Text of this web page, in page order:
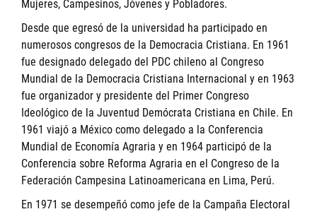
Mujeres, Campesinos, Jóvenes y Pobladores.
Desde que egresó de la universidad ha participado en
numerosos congresos de la Democracia Cristiana. En 1961
fue designado delegado del PDC chileno al Congreso
Mundial de la Democracia Cristiana Internacional y en 1963
fue organizador y presidente del Primer Congreso
Ideológico de la Juventud Demócrata Cristiana en Chile. En
1961 viajó a México como delegado a la Conferencia
Mundial de Economía Agraria y en 1964 participó de la
Conferencia sobre Reforma Agraria en el Congreso de la
Federación Campesina Latinoamericana en Lima, Perú.
En 1971 se desempeñó como jefe de la Campaña Electoral